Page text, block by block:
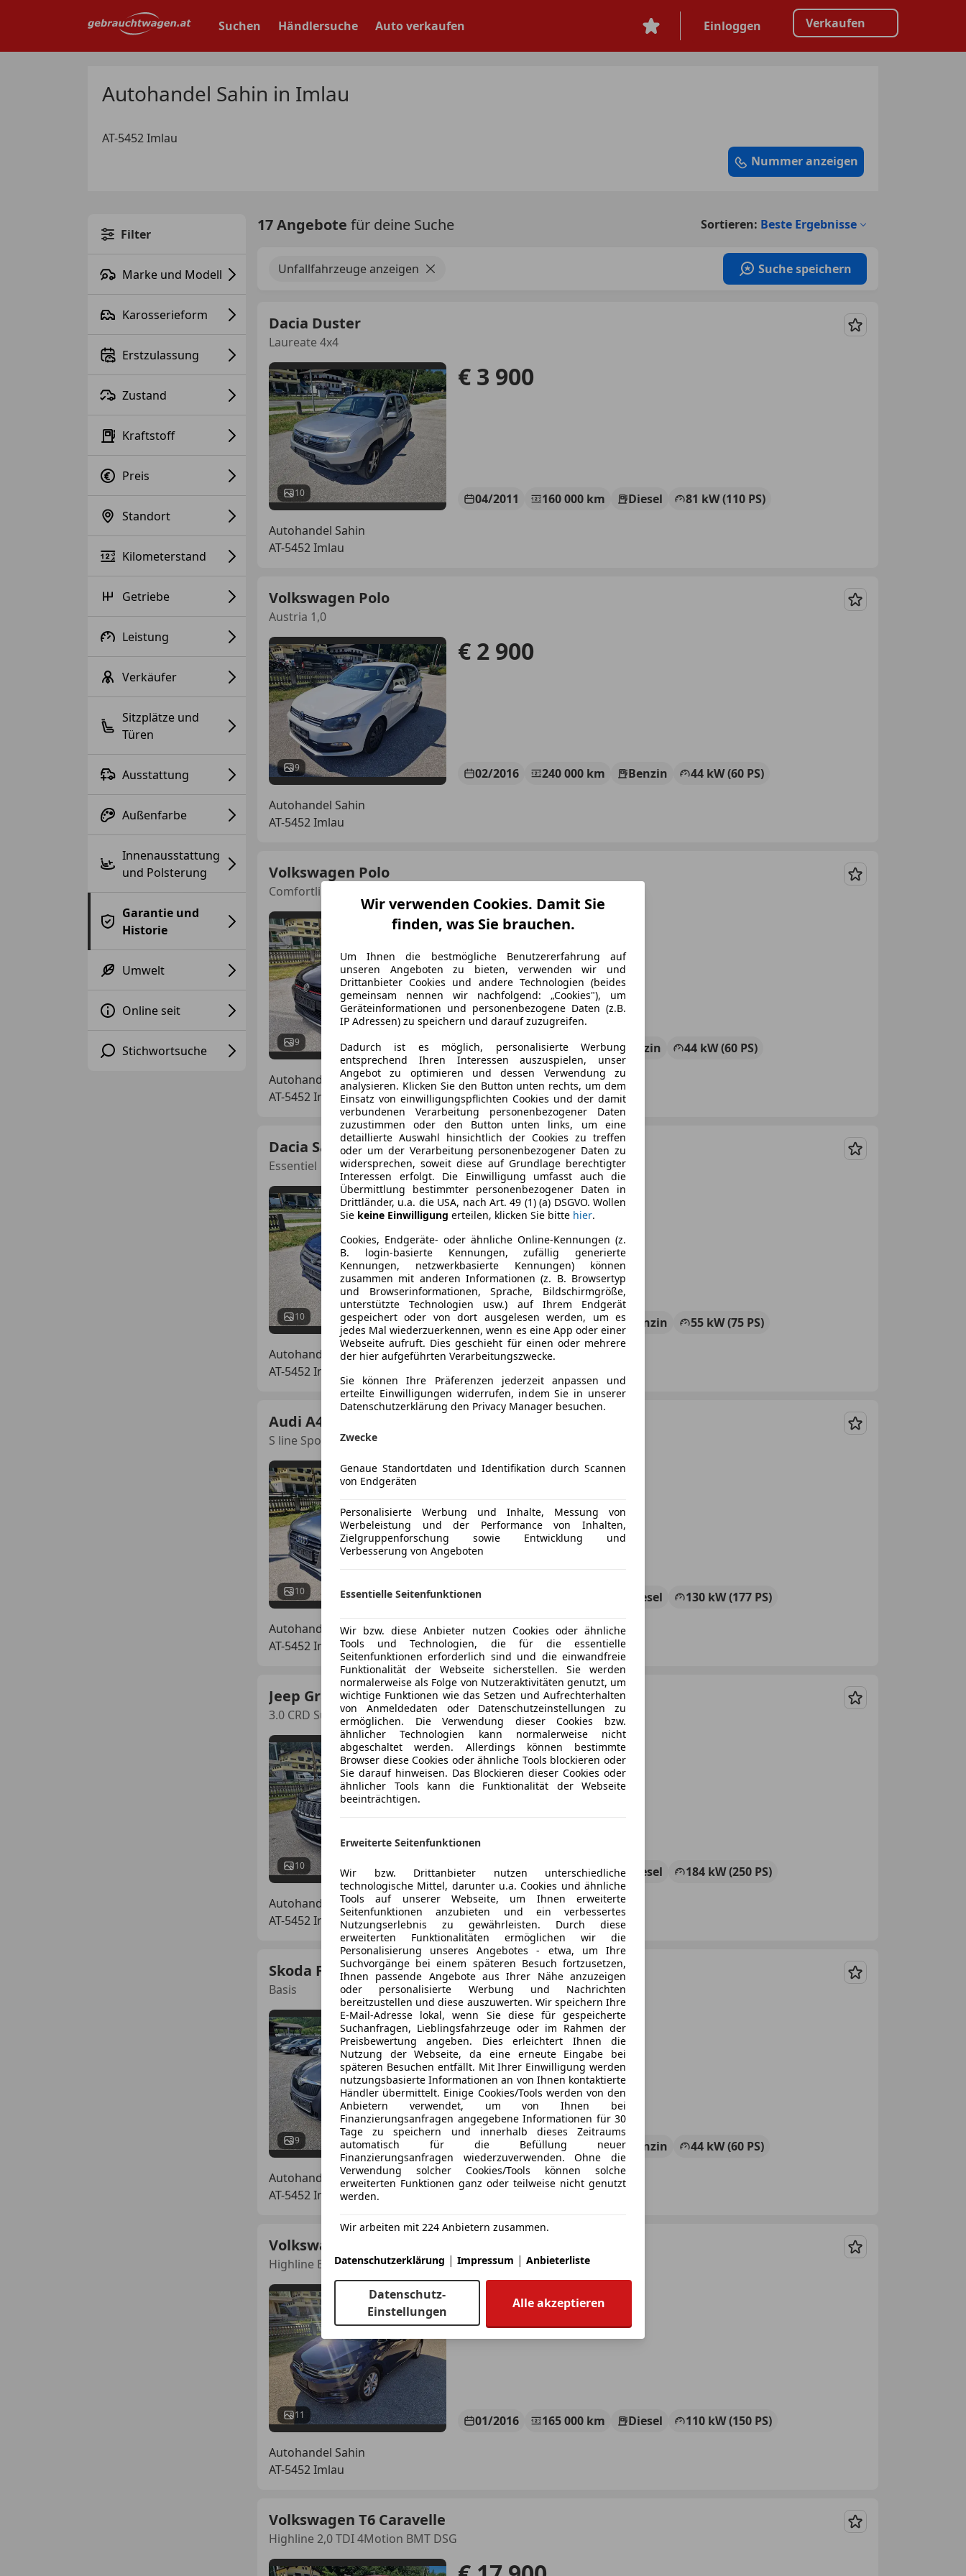
Suchen Händlersuche Auto verkaufen Einloggen Verkaufen
Autohandel Sahin in Imlau
AT-5452 Imlau
Nummer anzeigen
Filter
Marke und Modell
Karosserieform
Erstzulassung
Zustand
Kraftstoff
Preis
Standort
Kilometerstand
Getriebe
Leistung
Verkäufer
Sitzplätze und
Türen
Ausstattung
Außenfarbe
Innenausstattung
und Polsterung
Garantie und
Historie
Umwelt
Online seit
Stichwortsuche
17 Angebote für deine Suche Sortieren: Beste Ergebnisse
Unfallfahrzeuge anzeigen Suche speichern
Dacia Duster
Laureate 4x4
Merken
10
€ 3 900
04/2011 160 000 km Diesel
81 kW (110 PS)
Autohandel Sahin
AT-5452 Imlau
Volkswagen Polo
Austria 1,0
Merken
9
€ 2 900
02/2016 240 000 km Benzin
44 kW (60 PS)
Autohandel Sahin
AT-5452 Imlau
Volkswagen Polo
Comfortline BMT/Start-Stopp
Merken
9
€ 7 500
02/2016 84 000 km Benzin
44 kW (60 PS)
Autohandel Sahin
AT-5452 Imlau
Dacia Sandero
Essentiel
Merken
10
€ 1 800
05/2014 130 000 km Benzin
55 kW (75 PS)
Autohandel Sahin
AT-5452 Imlau
Audi A4
S line Sportpaket / plus
Merken
10
€ 10 900
06/2015 Diesel
130 kW (177 PS)
Autohandel Sahin
AT-5452 Imlau
Jeep Grand Cherokee
3.0 CRD Summit
Merken
10
€ 12 900
01/2014 225 000 km Diesel
184 kW (250 PS)
Autohandel Sahin
AT-5452 Imlau
Skoda Fabia
Basis
Merken
9
€ 990
02/2008 200 000 km Benzin
44 kW (60 PS)
Autohandel Sahin
AT-5452 Imlau
Volkswagen Touran
Highline BMT/Start-Stopp
Merken
11
€ 13 900
01/2016 165 000 km Diesel
110 kW (150 PS)
Autohandel Sahin
AT-5452 Imlau
Volkswagen T6 Caravelle
Highline 2,0 TDI 4Motion BMT DSG
Merken
Wir verwenden Cookies. Damit Sie
finden, was Sie brauchen.
Um Ihnen die bestmögliche Benutzererfahrung auf
unseren Angeboten zu bieten, verwenden wir und
Drittanbieter Cookies und andere Technologien (beides
gemeinsam nennen wir nachfolgend: „Cookies"), um
Geräteinformationen und personenbezogene Daten (z.B.
IP Adressen) zu speichern und darauf zuzugreifen.
Dadurch ist es möglich, personalisierte Werbung
entsprechend Ihren Interessen auszuspielen, unser
Angebot zu optimieren und dessen Verwendung zu
analysieren. Klicken Sie den Button unten rechts, um dem
Einsatz von einwilligungspflichten Cookies und der damit
verbundenen Verarbeitung personenbezogener Daten
zuzustimmen oder den Button unten links, um eine
detaillierte Auswahl hinsichtlich der Cookies zu treffen
oder um der Verarbeitung personenbezogener Daten zu
widersprechen, soweit diese auf Grundlage berechtigter
Interessen erfolgt. Die Einwilligung umfasst auch die
Übermittlung bestimmter personenbezogener Daten in
Drittländer, u.a. die USA, nach Art. 49 (1) (a) DSGVO. Wollen
Sie keine Einwilligung erteilen, klicken Sie bitte hier.
Cookies, Endgeräte- oder ähnliche Online-Kennungen (z.
B. login-basierte Kennungen, zufällig generierte
Kennungen, netzwerkbasierte Kennungen) können
zusammen mit anderen Informationen (z. B. Browsertyp
und Browserinformationen, Sprache, Bildschirmgröße,
unterstützte Technologien usw.) auf Ihrem Endgerät
gespeichert oder von dort ausgelesen werden, um es
jedes Mal wiederzuerkennen, wenn es eine App oder einer
Webseite aufruft. Dies geschieht für einen oder mehrere
der hier aufgeführten Verarbeitungszwecke.
Sie können Ihre Präferenzen jederzeit anpassen und
erteilte Einwilligungen widerrufen, indem Sie in unserer
Datenschutzerklärung den Privacy Manager besuchen.
Zwecke
Genaue Standortdaten und Identifikation durch Scannen
von Endgeräten
Personalisierte Werbung und Inhalte, Messung von
Werbeleistung und der Performance von Inhalten,
Zielgruppenforschung sowie Entwicklung und
Verbesserung von Angeboten
Essentielle Seitenfunktionen
Wir bzw. diese Anbieter nutzen Cookies oder ähnliche
Tools und Technologien, die für die essentielle
Seitenfunktionen erforderlich sind und die einwandfreie
Funktionalität der Webseite sicherstellen. Sie werden
normalerweise als Folge von Nutzeraktivitäten genutzt, um
wichtige Funktionen wie das Setzen und Aufrechterhalten
von Anmeldedaten oder Datenschutzeinstellungen zu
ermöglichen. Die Verwendung dieser Cookies bzw.
ähnlicher Technologien kann normalerweise nicht
abgeschaltet werden. Allerdings können bestimmte
Browser diese Cookies oder ähnliche Tools blockieren oder
Sie darauf hinweisen. Das Blockieren dieser Cookies oder
ähnlicher Tools kann die Funktionalität der Webseite
beeinträchtigen.
Erweiterte Seitenfunktionen
Wir bzw. Drittanbieter nutzen unterschiedliche
technologische Mittel, darunter u.a. Cookies und ähnliche
Tools auf unserer Webseite, um Ihnen erweiterte
Seitenfunktionen anzubieten und ein verbessertes
Nutzungserlebnis zu gewährleisten. Durch diese
erweiterten Funktionalitäten ermöglichen wir die
Personalisierung unseres Angebotes - etwa, um Ihre
Suchvorgänge bei einem späteren Besuch fortzusetzen,
Ihnen passende Angebote aus Ihrer Nähe anzuzeigen
oder personalisierte Werbung und Nachrichten
bereitzustellen und diese auszuwerten. Wir speichern Ihre
E-Mail-Adresse lokal, wenn Sie diese für gespeicherte
Suchanfragen, Lieblingsfahrzeuge oder im Rahmen der
Preisbewertung angeben. Dies erleichtert Ihnen die
Nutzung der Webseite, da eine erneute Eingabe bei
späteren Besuchen entfällt. Mit Ihrer Einwilligung werden
nutzungsbasierte Informationen an von Ihnen kontaktierte
Händler übermittelt. Einige Cookies/Tools werden von den
Anbietern verwendet, um von Ihnen bei
Finanzierungsanfragen angegebene Informationen für 30
Tage zu speichern und innerhalb dieses Zeitraums
automatisch für die Befüllung neuer
Finanzierungsanfragen wiederzuverwenden. Ohne die
Verwendung solcher Cookies/Tools können solche
erweiterten Funktionen ganz oder teilweise nicht genutzt
werden.
Wir arbeiten mit 224 Anbietern zusammen.
Datenschutzerklärung | Impressum | Anbieterliste
Datenschutz-
Einstellungen
Alle akzeptieren